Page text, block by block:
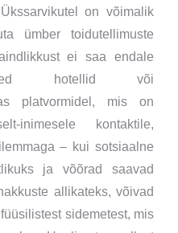
on võimalik
ümber toidutellimuste
ei saa endale
hotellid või
platvormidel, mis on
inimesele kontaktile,
– kui sotsiaalne
ja võõrad saavad
allikateks, võivad
sidemetest, mis